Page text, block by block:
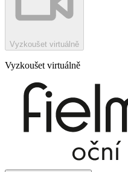
Vyzkoušet virtuálně
Vyzkoušet virtuálně